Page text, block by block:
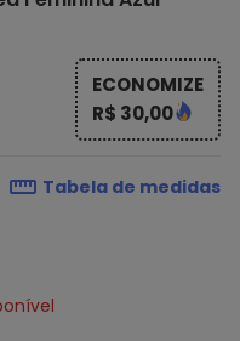
ECONOMIZE
R$ 30,00
Tabela de medidas